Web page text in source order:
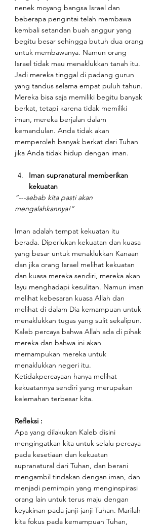
nenek moyang bangsa Israel dan
beberapa pengintai telah membawa
kembali setandan buah anggur yang
begitu besar sehingga butuh dua orang
untuk membawanya. Namun orang
Israel tidak mau menaklukkan tanah itu.
Jadi mereka tinggal di padang gurun
yang tandus selama empat puluh tahun.
Mereka bisa saja memiliki begitu banyak
berkat, tetapi karena tidak memiliki
iman, mereka berjalan dalam
kemandulan. Anda tidak akan
memperoleh banyak berkat dari Tuhan
jika Anda tidak hidup dengan iman.
Iman supranatural memberikan
kekuatan
“---sebab kita pasti akan
mengalahkannya!”
Iman adalah tempat kekuatan itu
berada. Diperlukan kekuatan dan kuasa
yang besar untuk menaklukkan Kanaan
dan jika orang Israel melihat kekuatan
dan kuasa mereka sendiri, mereka akan
layu menghadapi kesulitan. Namun iman
melihat kebesaran kuasa Allah dan
melihat di dalam Dia kemampuan untuk
menaklukkan tugas yang sulit sekalipun.
Kaleb percaya bahwa Allah ada di pihak
mereka dan bahwa ini akan
memampukan mereka untuk
menaklukkan negeri itu.
Ketidakpercayaan hanya melihat
kekuatannya sendiri yang merupakan
kelemahan terbesar kita.
Refleksi :
Apa yang dilakukan Kaleb disini
mengingatkan kita untuk selalu percaya
pada kesetiaan dan kekuatan
supranatural dari Tuhan, dan berani
mengambil tindakan dengan iman, dan
menjadi pemimpin yang menginspirasi
orang lain untuk terus maju dengan
keyakinan pada janji-janji Tuhan. Marilah
kita fokus pada kemampuan Tuhan,